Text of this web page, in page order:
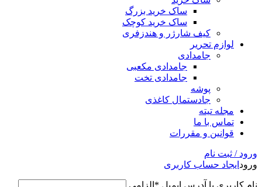
ساک خرید بزرگ
ساک خرید کوچک
کیف شارژر و هندزفری
لوازم تحریر
جامدادی
جامدادی مکعبی
جامدادی تخت
پوشه
جادستمال کاغذی
مجله تیته
تماس با ما
قوانین و مقررات
ورود / ثبت نام
ورود ایجاد حساب کاربری
نام کاربری یا آدرس ایمیل * الزامی